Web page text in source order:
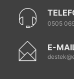
0505
E-